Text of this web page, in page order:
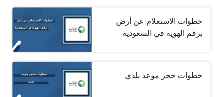
خطوات الاستعلام عن أرض
برقم الهوية في السعودية
خطوات حجز موعد بلدي